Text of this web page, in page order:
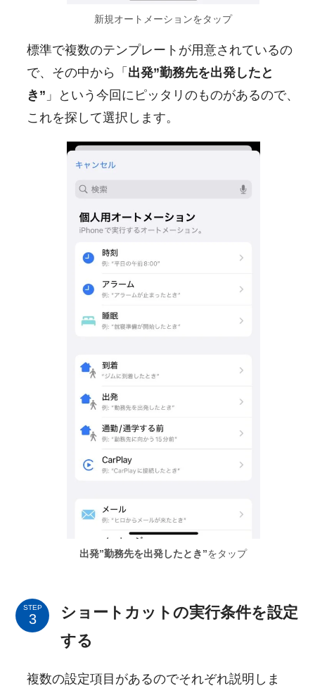
新規オートメーションをタップ
標準で複数のテンプレートが用意されているの
で、その中から「 出発”勤務先を出発したと
き” 」という今回にピッタリのものがあるので、
これを探して選択します。
出発”勤務先を出発したとき”をタップ
STEP
ショートカットの実行条件を設定
する
複数の設定項目があるのでそれぞれ説明しま